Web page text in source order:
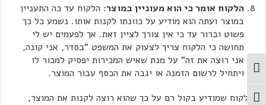
מתג ניגודיות גבוהה
מתג גודל גופן
הלקוח אומר כי הוא מעוניין במוצר: הלקוח עד כה התעניין
במוצר ועתה הוא מודיע על כוונתו לקנות אותו. נשמע כל כך
פשוט וברור עד כי אין צורך לציין זאת. אך לפעמים יש לי
תחושה כי הלקוח צריך לצעוק את המשפט "בסדר, אני קונה,
אני רוצה את זה" על מנת שאיש המכירות יפסיק למכור לו
ויתחיל לרשום הזמנה או יגבה את הכסף עבור המוצר.
הלקוח שמודיע בקול רם על כך שהוא רוצה לקנות את המוצר,